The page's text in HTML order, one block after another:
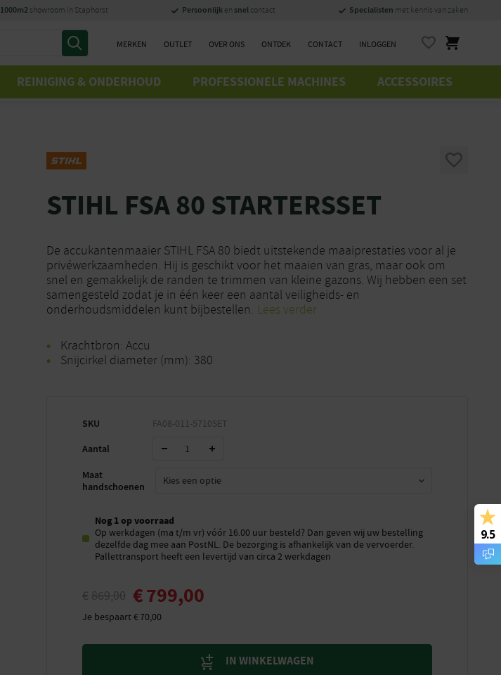
1000m2 showroom in Staphorst Persoonlijk en snel contact Specialisten met kennis van zaken
MERKEN OUTLET OVER ONS ONTDEK CONTACT INLOGGEN
REINIGING & ONDERHOUD PROFESSIONELE MACHINES ACCESSOIRES
STIHL FSA 80 STARTERSSET
De accukantenmaaier STIHL FSA 80 biedt uitstekende maaiprestaties voor al je
privéwerkzaamheden. Hij is geschikt voor het maaien van gras, maar ook om
snel en gemakkelijk de randen te trimmen van kleine gazons. Wij hebben een set
samengesteld zodat je in één keer een aantal veiligheids- en
onderhoudsmiddelen kunt bijbestellen. Lees verder
Krachtbron: Accu
Snijcirkel diameter (mm): 380
SKU FA08-011-5710SET
Aantal
Maat
handschoenen
Nog 1 op voorraad
Op werkdagen (ma t/m vr) vóór 16.00 uur besteld? Dan geven wij uw bestelling
dezelfde dag mee aan PostNL. De bezorging is afhankelijk van de vervoerder.
Pallettransport heeft een levertijd van circa 2 werkdagen
€869,00 €799,00
Je bespaart€70,00
IN WINKELWAGEN
9.5